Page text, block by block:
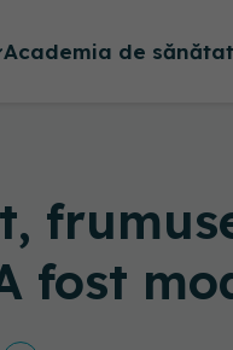
Academia de
fost